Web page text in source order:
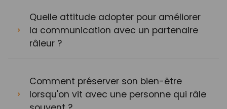
Quelle attitude adopter pour améliorer
la communication avec un partenaire
râleur ?
Comment préserver son bien-être
lorsqu'on vit avec une personne qui râle